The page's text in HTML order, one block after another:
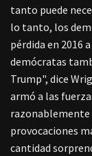
tanto puede
lo tanto, los
pérdida en 2016
demócratas
Trump", dice
armó a las
razonablemente
provocaciones
cantidad